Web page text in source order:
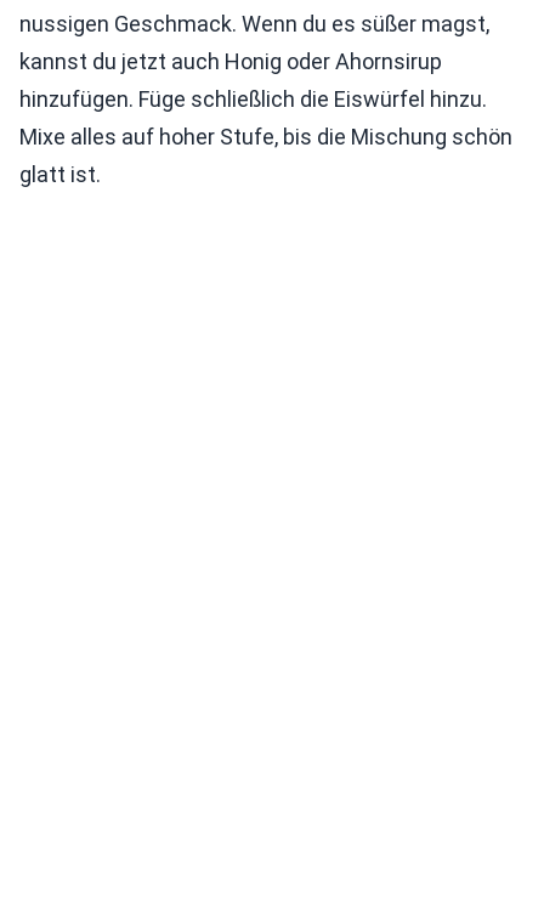
nussigen Geschmack. Wenn du es süßer magst,
kannst du jetzt auch Honig oder Ahornsirup
hinzufügen. Füge schließlich die Eiswürfel hinzu.
Mixe alles auf hoher Stufe, bis die Mischung schön
glatt ist.